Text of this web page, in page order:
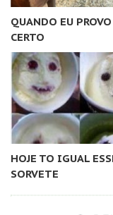
QUANDO EU
CERTO
HOJE TO IGUAL
SORVETE